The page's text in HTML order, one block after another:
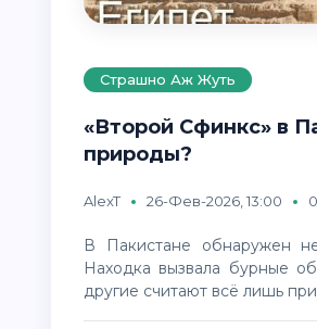
Страшно Аж Жуть
«Второй Сфинкс» в
природы?
AlexT 26-Фев-2026, 13:00
В Пакистане обнаружен необычный объект, который уже успели окрестить «вторым Сфинксом».
Находка вызвала бурные
другие считают всё лишь